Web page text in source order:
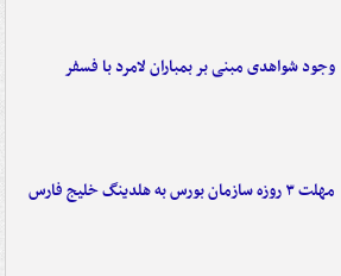
وجود شواهدی مبنی بر بمباران لامرد با فسفر
مهلت ۳ روزه سازمان بورس به هلدینگ خلیج فارس